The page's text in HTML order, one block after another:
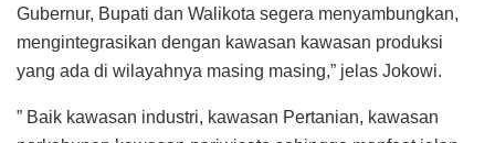
Gubernur, Bupati dan Walikota segera menyambungkan,
mengintegrasikan dengan kawasan kawasan produksi
yang ada di wilayahnya masing masing,” jelas Jokowi.
” Baik kawasan industri, kawasan Pertanian, kawasan